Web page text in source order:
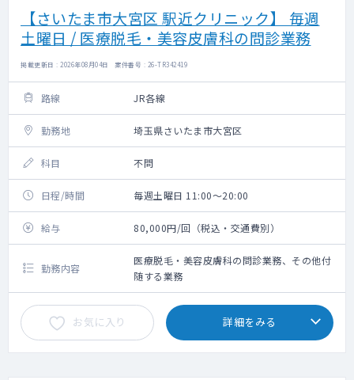
【さいたま市大宮区 駅近クリニック】 毎週
土曜日 / 医療脱毛・美容皮膚科の問診業務
掲載更新日 : 2026年08月04日 案件番号 : 26-TR342419
路線 JR各線
勤務地 埼玉県さいたま市大宮区
科目 不問
日程/時間 毎週土曜日 11:00～20:00
給与 80,000円/回（税込・交通費別）
勤務内容
医療脱毛・美容皮膚科の問診業務、その他付
随する業務
お気に入り 詳細をみる